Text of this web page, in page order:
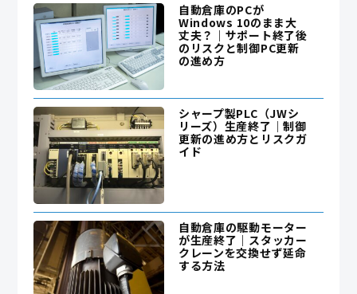
自動倉庫のPCが
Windows 10のまま大
丈夫？｜サポート終了後
のリスクと制御PC更新
の進め方
シャープ製PLC（JWシ
リーズ）生産終了｜制御
更新の進め方とリスクガ
イド
自動倉庫の駆動モーター
が生産終了｜スタッカー
クレーンを交換せず延命
する方法